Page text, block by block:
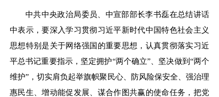
中共中央政治局委员、中宣部部长李书磊在总结讲话
中表示，要深入学习贯彻习近平新时代中国特色社会主义
思想特别是关于网络强国的重要思想，认真贯彻落实习近
平总书记重要指示，坚定拥护“两个确立”、坚决做到“两个
维护”，切实肩负起举旗帜聚民心、防风险保安全、强治理
惠民生、增动能促发展、谋合作图共赢的使命任务，把党